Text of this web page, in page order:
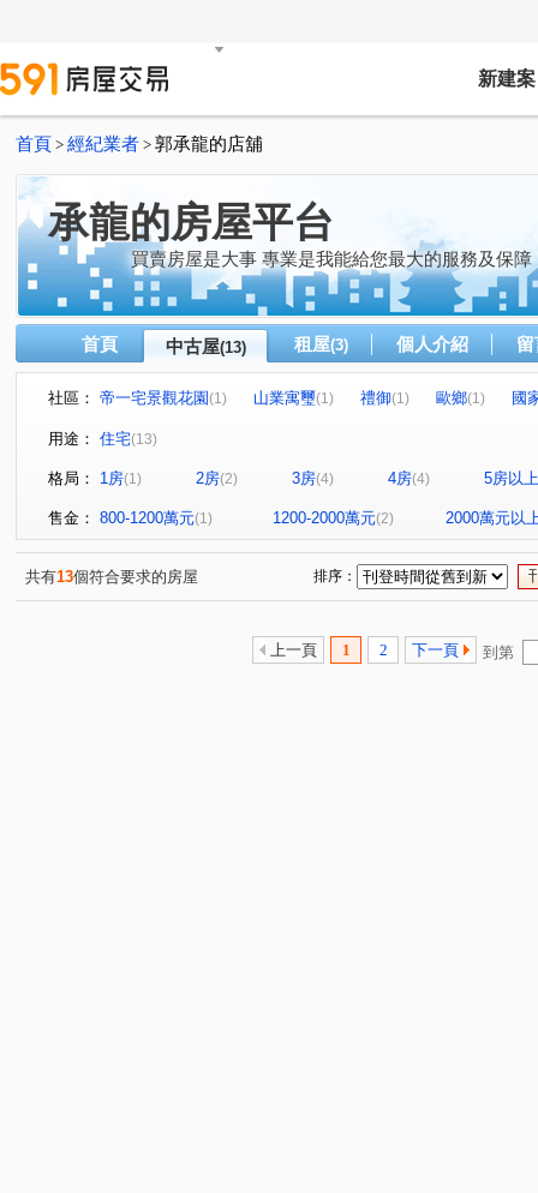
新建案
首頁 > 經紀業者 > 郭承龍的店舖
承龍的房屋平台
買賣房屋是大事 專業是我能給您最大的服務及保障
首頁 中古屋(13) 租屋(3) 個人介紹
社區： 帝一宅景觀花園(1) 山業寓璽(1) 禮御(1) 歐鄉(1)
國
玄泰PTW(日光區)
吉祥路 竹林路 文化二路二段 (1) 信義路 (1)
文
文化北路一段(1) 民富二街(1) 八德路四段 忠孝三路
仁愛路二段(1)
用途： 住宅(13)
格局： 1房(1) 2房(2) 3房(4) 4房(4) 5房以上
售金： 800-1200萬元(1) 1200-2000萬元(2) 2000萬元以
共有13個符合要求的房屋 排序：
上一頁 1 2 下一頁 到第